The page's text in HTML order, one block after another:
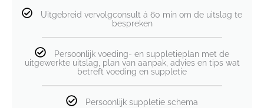
Uitgebreid vervolgconsult á 60 min om de uitslag te
bespreken
Persoonlijk voeding- en suppletieplan met de
uitgewerkte uitslag, plan van aanpak, advies en tips wat
betreft voeding en suppletie
Persoonlijk suppletie schema